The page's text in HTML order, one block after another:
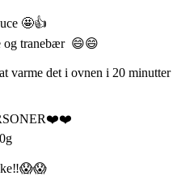
🤩👍
og tranebær 😄😄
varme det i ovnen i 20 minutter